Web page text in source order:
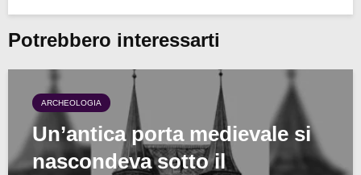
Potrebbero interessarti
ARCHEOLOGIA
Un’antica porta medievale si
nascondeva sotto il